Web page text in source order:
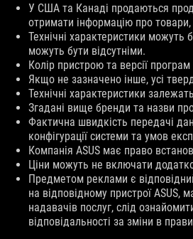
Відмова
від
відповідальності
У США та Канаді продаються
отримати інформацію про
Технічні характеристики можуть
можуть бути відсутніми.
Колір пристрою та версії
Якщо не зазначено інше, усі
Технічні характеристики
Згадані вище бренди та назви
Фактична швидкість передачі
конфігурації системи та умов
Компанія ASUS має право
Ціни можуть не включати
Предметом реклами є
на відповідному пристрої
надавачів послуг, слід
відповідальності за зміни в